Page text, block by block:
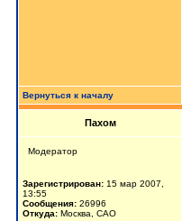
Вернуться к началу
Пахом
Мoдератор
Зарегистрирован: 15 мар 2007,
13:55
Сообщения: 26996
Откуда: Москва, САО